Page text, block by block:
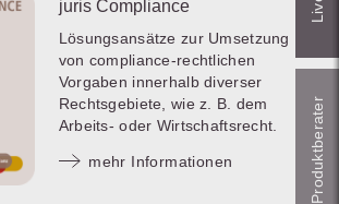
juris Compliance
Lösungsansätze zur Umsetzung
von compliance-rechtlichen
Vorgaben innerhalb diverser
Rechtsgebiete, wie z. B. dem
Arbeits- oder Wirtschaftsrecht.
mehr Informationen